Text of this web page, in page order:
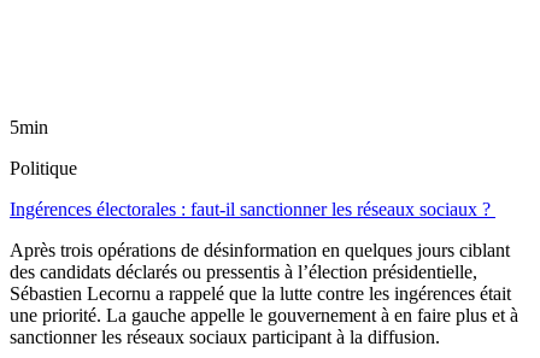
5min
Politique
Ingérences électorales : faut-il sanctionner les réseaux sociaux ?
Après trois opérations de désinformation en quelques jours ciblant
des candidats déclarés ou pressentis à l’élection présidentielle,
Sébastien Lecornu a rappelé que la lutte contre les ingérences était
une priorité. La gauche appelle le gouvernement à en faire plus et à
sanctionner les réseaux sociaux participant à la diffusion.